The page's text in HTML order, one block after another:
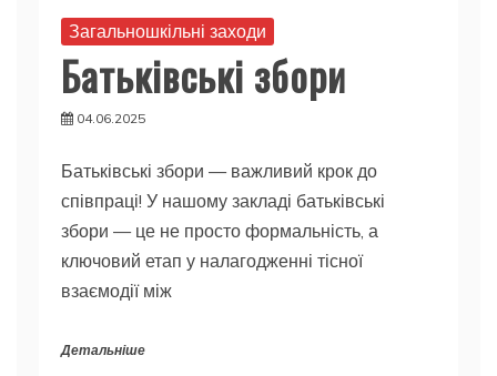
Загальношкільні заходи
Батьківські збори
04.06.2025
Батьківські збори — важливий крок до
співпраці! У нашому закладі батьківські
збори — це не просто формальність, а
ключовий етап у налагодженні тісної
взаємодії між
Детальніше